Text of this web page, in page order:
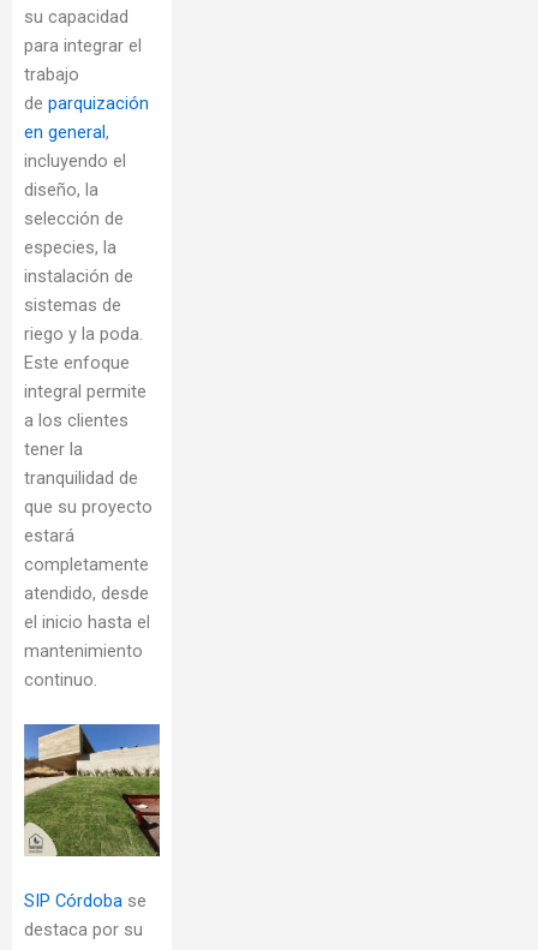
su capacidad
para integrar el
trabajo
de parquización
en general,
incluyendo el
diseño, la
selección de
especies, la
instalación de
sistemas de
riego y la poda.
Este enfoque
integral permite
a los clientes
tener la
tranquilidad de
que su proyecto
estará
completamente
atendido, desde
el inicio hasta el
mantenimiento
continuo.
SIP Córdoba se
destaca por su